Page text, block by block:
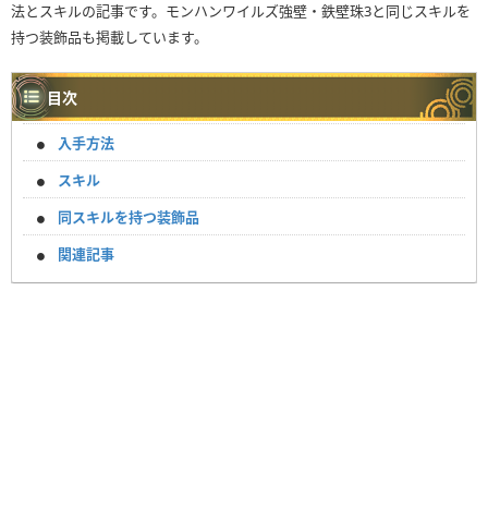
法とスキルの記事です。モンハンワイルズ強壁・鉄壁珠3と同じスキルを
持つ装飾品も掲載しています。
目次
入手方法
スキル
同スキルを持つ装飾品
関連記事